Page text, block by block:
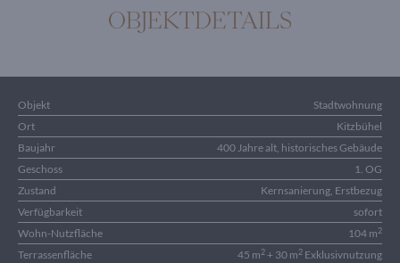
OBJEKTDETAILS
Objekt
Stadtwohnung
Ort
Kitzbühel
Baujahr
400 Jahre alt, historisches Gebäude
Geschoss
1. OG
Zustand
Kernsanierung, Erstbezug
Verfügbarkeit
sofort
Wohn-Nutzfläche
104 m2
Terrassenfläche 45 m2 + 30 m2 Exklusivnutzung